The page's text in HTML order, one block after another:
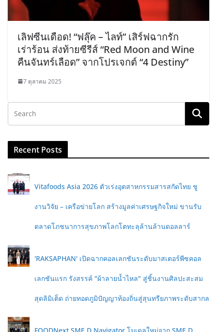
เลิฟซีนเดือด! “ฟลุ๊ค – ไลท์” เสิร์ฟฉากรัก
เร่าร้อน ส่งท้ายซีรีส์ “Red Moon and Wine
คืนจันทร์เลือด” จากโปรเจกต์ “4 Destiny”
7 ตุลาคม 2025
Recent Posts
Vitafoods Asia 2026 ตัวเร่งอุตสาหกรรมสารสกัดไทย ชู
งานวิจัย – เครือข่ายโลก สร้างมูลค่าเศรษฐกิจใหม่ ขานรับ
ตลาดโภชนาการสุขภาพโลกโตทะลุล้านล้านดอลลาร์
'RAKSAPHAN' เปิดฉากคอลเลกชันระดับมาสเตอร์พีซคอล
เลกชันแรก รังสรรค์ "ผ้าลายน้ำไหล" สู่ชิ้นงานศิลปะสะสม
สุดลิมิเต็ด ถ่ายทอดภูมิปัญญาท้องถิ่นสู่สุนทรียภาพระดับสากล
FOODNext SME D Navigator โมเดลใหม่จาก SME D